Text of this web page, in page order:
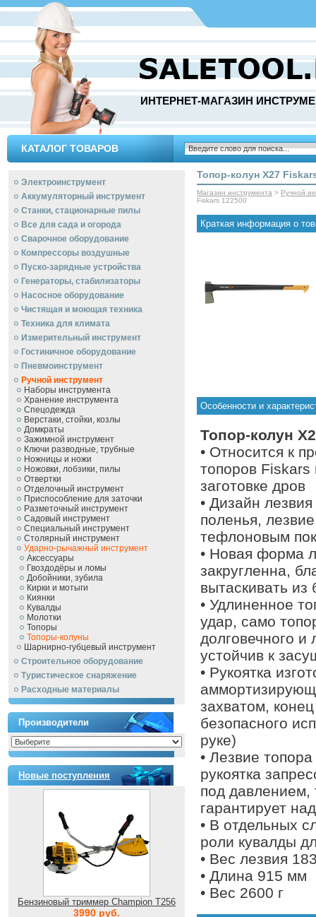
ИНТЕРНЕТ-МАГАЗИН
КАТАЛОГ ТОВАРОВ
Электроинструмент
Аккумуляторный инструмент
Станки, стационарные пилы
Все для сада и огорода
Сварочное оборудование
Компрессоры воздушные
Пуско-зарядные устройства
Генераторы, стабилизаторы
Насосное оборудование
Чистящая и моющая техника
Техника для климата
Измерительный инструмент
Гостиничное оборудование
Пневмоинструмент
Ручной инcтрумент
Наборы инструмента
Хранение инструмента
Спецодежда
Верстаки, стойки, козлы
Домкраты
Зажимной инструмент
Ключи разводные, трубные
Ножницы и ножи
Ножовки, лобзики, пилы
Отвертки
Отделочный инструмент
Приспособление для заточки
Разметочный инструмент
Садовый инструмент
Специальный инструмент
Столярный инструмент
Ударно-рычажный инструмент
Аксессуары
Гвоздодёры и ломы
Добойники, зубила
Кирки и мотыги
Киянки
Кувалды
Молотки
Топоры
Топоры-колуны
Шарнирно-губцевый инструмент
Строительное оборудование
Туристическое снаряжение
Расходные материалы
Производители
Новые поступления
Бензиновый триммер Champion T256
3990 руб.
Топор-колун X27
Магазин инструмента > Ручной
Fiskars 122500
Краткая информация о
Особенности и
Топор-колун
• Относится к
топоров Fiskars
заготовке дров
• Дизайн
поленья,
тефлоновым
• Новая форма
закругленна,
вытаскивать из
• Удлиненное
удар, само
долговечного и
устойчив к
• Рукоятка
захватом,
безопасного
руке)
• Лезвие
рукоятка
под давлением,
гарантирует
• В отдельных
роли кувалды
• Вес лезвия
• Длина 915 мм
• Вес 2600 г